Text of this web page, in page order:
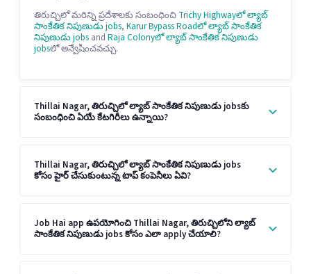
తిరుచ్చిలో మరిన్ని ప్రదేశాలకు సంబంధించి Trichy Highwayలో ల్యాబ్
సాంకేతిక నిపుణుడు jobs, Karur Bypass Roadలో ల్యాబ్ సాంకేతిక
నిపుణుడు jobs and Raja Colonyలో ల్యాబ్ సాంకేతిక నిపుణుడు
jobsలో అన్వేషించవచ్చు.
Thillai Nagar, తిరుచ్చిలో ల్యాబ్ సాంకేతిక నిపుణుడు jobsకు
సంబంధించి ఏయే కేటగిరీలు ఉన్నాయి?
Thillai Nagar, తిరుచ్చిలో ల్యాబ్ సాంకేతిక నిపుణుడు jobs
కోసం హైర్ చేసుకుంటున్న టాప్ కంపెనీలు ఏవి?
Job Hai app ఉపయోగించి Thillai Nagar, తిరుచ్చిలోని ల్యాబ్
సాంకేతిక నిపుణుడు jobs కోసం ఎలా apply చేయాలి?